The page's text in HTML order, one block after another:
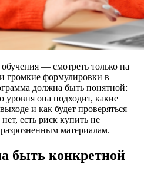
— смотреть только на
громкие формулировки в
должна быть понятной:
уровня она подходит, какие
и как будет проверяться
есть риск купить не
материалам.
быть конкретной